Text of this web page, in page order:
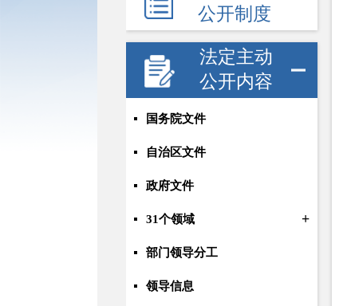
公开制度
法定主动
公开内容
国务院文件
自治区文件
政府文件
31个领域 +
部门领导分工
领导信息